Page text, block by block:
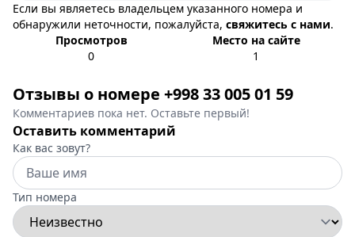
Если вы являетесь владельцем указанного номера и
обнаружили неточности, пожалуйста, свяжитесь с нами.
Просмотров
0
Место на сайте
1
Отзывы о номере +998 33 005 01 59
Комментариев пока нет. Оставьте первый!
Оставить комментарий
Как вас зовут?
Тип номера